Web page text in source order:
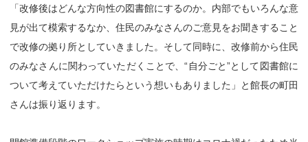
「改修後はどんな方向性の図書館にするのか。内部でもいろんな意
見が出て模索するなか、住民のみなさんのご意見をお聞きすること
で改修の拠り所としていきました。そして同時に、改修前から住民
のみなさんに関わっていただくことで、“自分ごと”として図書館に
ついて考えていただけたらという想いもありました」と館長の町田
さんは振り返ります。